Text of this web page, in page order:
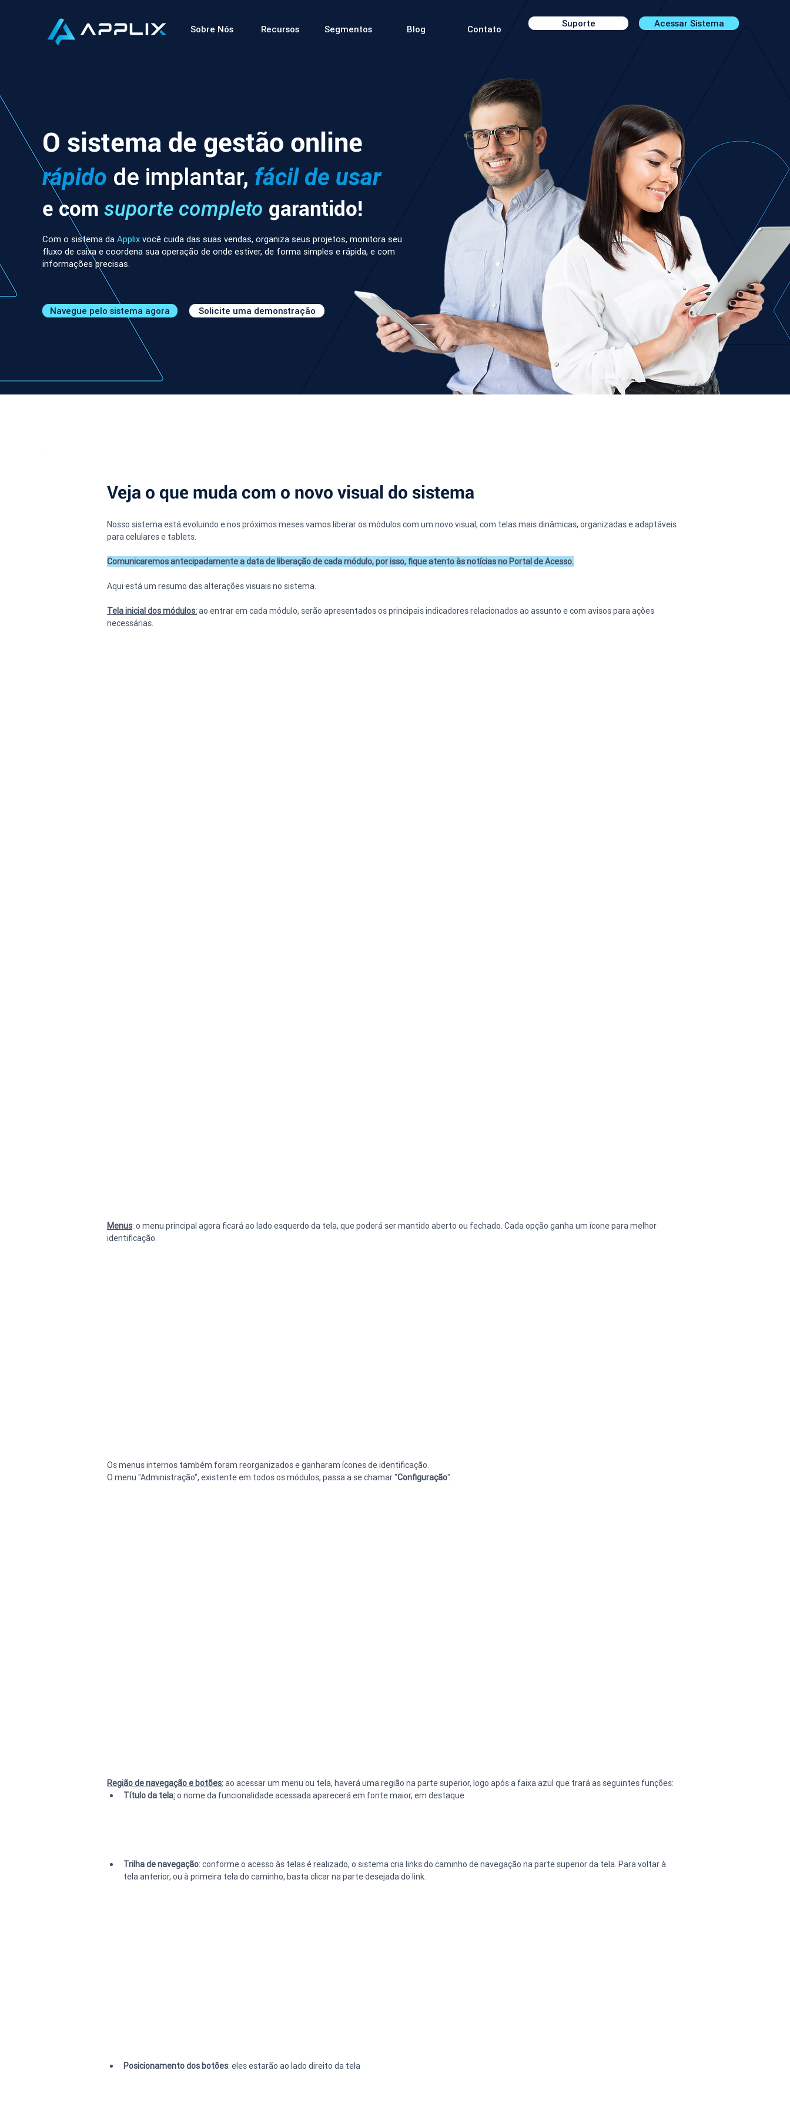
Sobre Nós Recursos Segmentos Blog Contato
Suporte Acessar Sistema
Com o sistema da Applix você cuida das suas vendas, organiza seus projetos, monitora seu
fluxo de caixa e coordena sua operação de onde estiver, de forma simples e rápida, e com
informações precisas.
Navegue pelo sistema agora Solicite uma demonstração
O sistema de gestão online
rápido de implantar, fácil de usar
e com suporte completo garantido!
Veja o que muda com o novo visual do sistema
Nosso sistema está evoluindo e nos próximos meses vamos liberar os módulos com um novo visual, com telas mais dinâmicas, organizadas e adaptáveis
para celulares e tablets.
Comunicaremos antecipadamente a data de liberação de cada módulo, por isso, fique atento às notícias no Portal de Acesso.
Aqui está um resumo das alterações visuais no sistema.
Tela inicial dos módulos: ao entrar em cada módulo, serão apresentados os principais indicadores relacionados ao assunto e com avisos para ações
necessárias.
Menus: o menu principal agora ficará ao lado esquerdo da tela, que poderá ser mantido aberto ou fechado. Cada opção ganha um ícone para melhor
identificação.
Os menus internos também foram reorganizados e ganharam ícones de identificação.
O menu "Administração", existente em todos os módulos, passa a se chamar "Configuração".
Região de navegação e botões: ao acessar um menu ou tela, haverá uma região na parte superior, logo após a faixa azul que trará as seguintes funções:
Título da tela: o nome da funcionalidade acessada aparecerá em fonte maior, em destaque
Trilha de navegação: conforme o acesso às telas é realizado, o sistema cria links do caminho de navegação na parte superior da tela. Para voltar à
tela anterior, ou à primeira tela do caminho, basta clicar na parte desejada do link.
Posicionamento dos botões: eles estarão ao lado direito da tela